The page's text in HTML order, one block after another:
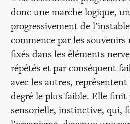
donc une marche logique,
progressivement de
commence par les
fixés dans les éléments
répétés et par conséquent
avec les autres,
degré le plus faible. Elle
sensorielle, instinctive, qui,